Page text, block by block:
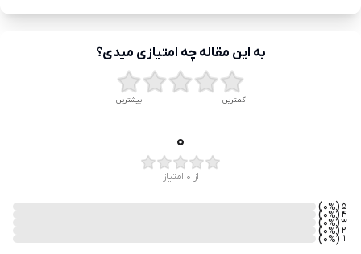
به این مقاله چه امتیازی میدی؟
کمترین بیشترین
0
از 0 امتیاز
5
(0
%
) 4
(0
%
) 3
(0
%
) 2
(0
%
) 1
(0
%
)